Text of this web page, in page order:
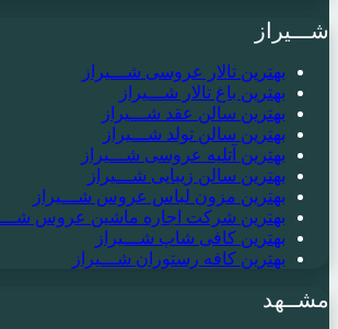
شـــیراز
بهترین تالار عروسی شـــیراز
بهترین باغ تالار شـــیراز
بهترین سالن عقد شـــیراز
بهترین سالن تولد شـــیراز
بهترین آتلیه عروسی شـــیراز
بهترین سالن زیبایی شـــیراز
بهترین مزون لباس عروس شـــیراز
بهترین شرکت اجاره ماشین عروس
بهترین کافی شاپ شـــیراز
بهترین کافه رستوران شـــیراز
مشــهد